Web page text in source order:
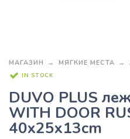
МАГАЗИН МЯГКИЕ МЕСТА
IN STOCK
DUVO PLUS
WITH DOOR
40x25x13cm